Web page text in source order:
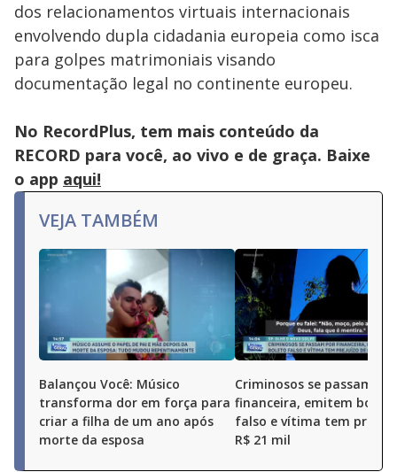
dos relacionamentos virtuais internacionais
envolvendo dupla cidadania europeia como isca
para golpes matrimoniais visando
documentação legal no continente europeu.
No RecordPlus, tem mais conteúdo da
RECORD para você, ao vivo e de graça. Baixe
o app aqui!
VEJA TAMBÉM
Balançou Você: Músico
transforma dor em força para
criar a filha de um ano após
morte da esposa
Criminosos se passam por
financeira, emitem boleto
falso e vítima tem
R$ 21 mil